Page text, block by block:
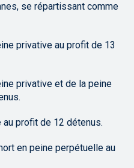
se répartissant comme
privative au profit de 13
privative et de la peine
profit de 12 détenus.
en peine perpétuelle au